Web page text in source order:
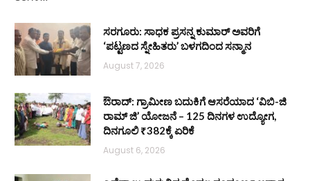
ಸರಗೂರು: ಸಾಧಕ ಪ್ರಸನ್ನ ಕುಮಾರ್ ಅವರಿಗೆ
‘ಪಟ್ಟಣದ ಸ್ನೇಹಿತರು’ ಬಳಗದಿಂದ ಸನ್ಮಾನ
August 7, 2026
ಔರಾದ್: ಗ್ರಾಮೀಣ ಬದುಕಿಗೆ ಆಸರೆಯಾದ ‘ವಿಬಿ-ಜಿ
ರಾಮ್ ಜಿ’ ಯೋಜನೆ – 125 ದಿನಗಳ ಉದ್ಯೋಗ,
ದಿನಗೂಲಿ ₹382ಕ್ಕೆ ಏರಿಕೆ
August 6, 2026